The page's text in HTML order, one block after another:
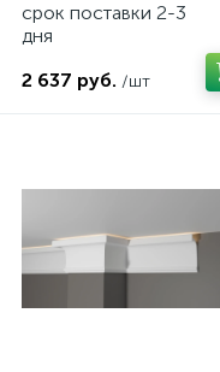
срок поставки 2-3
дня
2 637 руб. /шт